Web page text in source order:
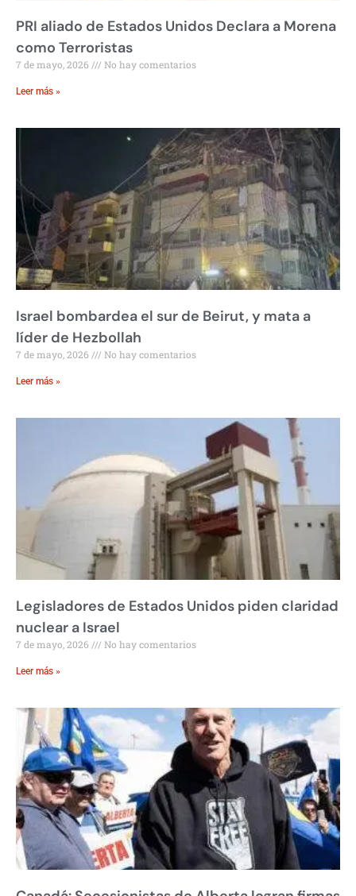
PRI aliado de Estados Unidos Declara a Morena
como Terroristas
7 de mayo, 2026 No hay comentarios
Leer más »
Israel bombardea el sur de Beirut, y mata a
líder de Hezbollah
7 de mayo, 2026 No hay comentarios
Leer más »
Legisladores de Estados Unidos piden claridad
nuclear a Israel
7 de mayo, 2026 No hay comentarios
Leer más »